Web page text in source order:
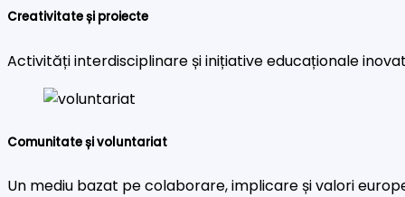
Creativitate și proiecte
Activități interdisciplinare și inițiative educaționale
Comunitate și voluntariat
Un mediu bazat pe colaborare, implicare și valori